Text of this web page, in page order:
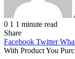
0 1 1 minute read
Share
Facebook Twitter
With Product You